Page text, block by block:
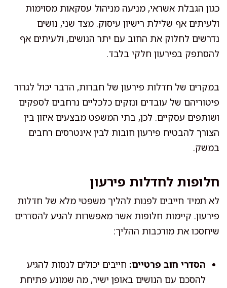
כגון הגבלת אשראי, מניעה מניהול עסקאות מסוימות
ולעיתים אף שלילת רישיון עיסוק. מצד שני, נושים
נדרשים לחלוק את החוב עם יתר הנושים, ולעיתים אף
להסתפק בפירעון חלקי בלבד.
במקרים של חדלות פירעון של חברות, הדבר יכול לגרור
פיטוריהם של עובדים ונזקים כלכליים נרחבים לספקים
ושותפים עסקיים. לכן, בתי המשפט מבצעים איזון בין
הצורך להבטיח פירעון חובות לבין אינטרסים רחבים
במשק.
חלופות לחדלות פירעון
לא תמיד חייבים לפנות להליך משפטי מלא של חדלות
פירעון. קיימות חלופות אשר מאפשרות להגיע להסדרים
שיחסכו את מורכבות ההליך:
הסדרי חוב פרטיים: חייבים יכולים לנסות להגיע
להסכם עם הנושים באופן ישיר, מה שמונע פתיחת